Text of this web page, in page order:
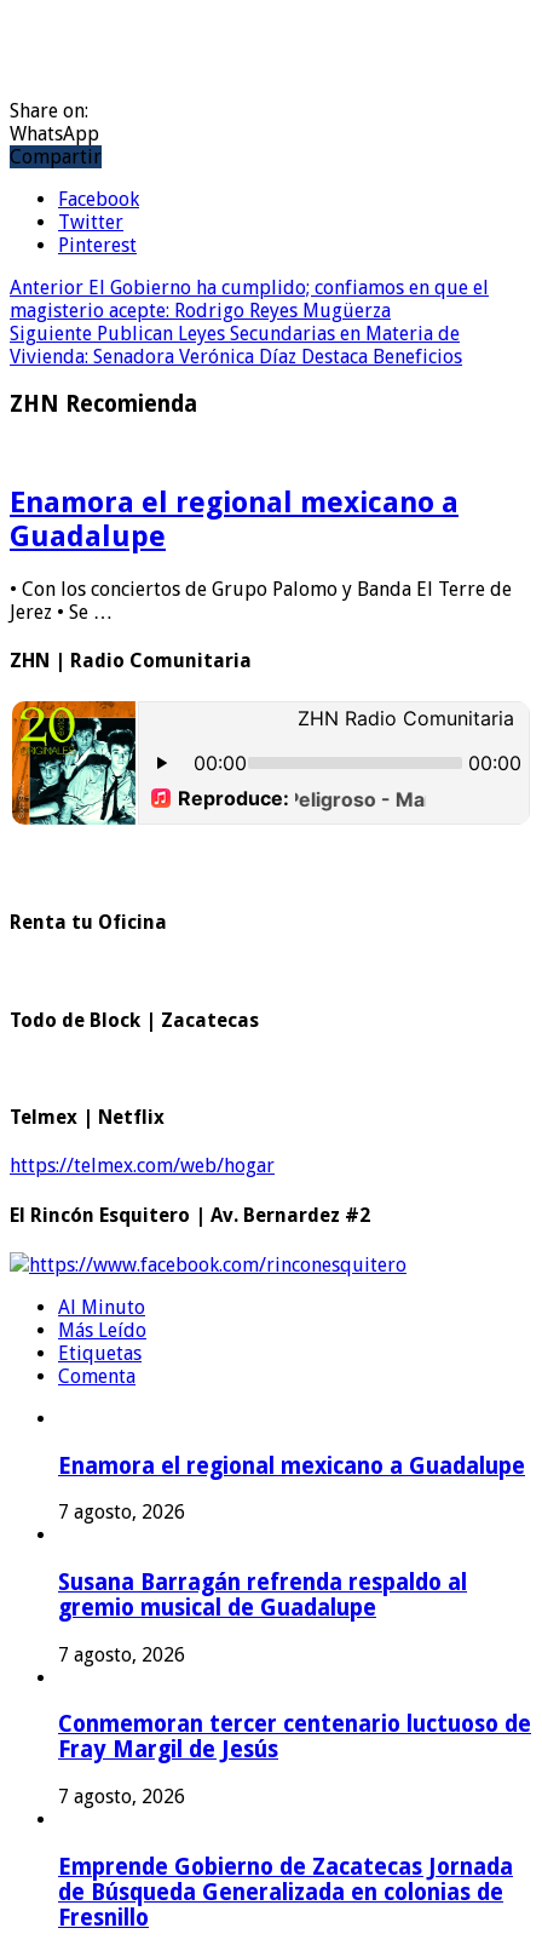
Share on:
WhatsApp
Compartir
Facebook
Twitter
Pinterest
Anterior El Gobierno ha cumplido; confiamos en que el
magisterio acepte: Rodrigo Reyes Mugüerza
Siguiente Publican Leyes Secundarias en Materia de
Vivienda: Senadora Verónica Díaz Destaca Beneficios
ZHN Recomienda
Enamora el regional mexicano a
Guadalupe
• Con los conciertos de Grupo Palomo y Banda El Terre de
Jerez • Se …
ZHN | Radio Comunitaria
Renta tu Oficina
Todo de Block | Zacatecas
Telmex | Netflix
https://telmex.com/web/hogar
El Rincón Esquitero | Av. Bernardez #2
https://www.facebook.com/rinconesquitero
Al Minuto
Más Leído
Etiquetas
Comenta
Enamora el regional mexicano a Guadalupe
7 agosto, 2026
Susana Barragán refrenda respaldo al
gremio musical de Guadalupe
7 agosto, 2026
Conmemoran tercer centenario luctuoso de
Fray Margil de Jesús
7 agosto, 2026
Emprende Gobierno de Zacatecas Jornada
de Búsqueda Generalizada en colonias de
Fresnillo